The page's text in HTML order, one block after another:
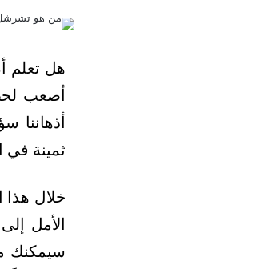
هل تعلم
أصعب
ثمينة في
خلال هذا
الأمل
سيمكنك